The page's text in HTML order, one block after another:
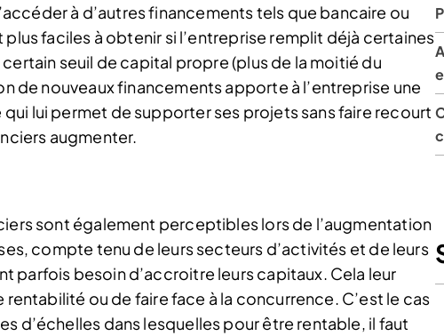
à d’autres financements tels que bancaire ou
faciles à obtenir si l’entreprise remplit déjà certaines
seuil de capital propre (plus de la moitié du
de nouveaux financements apporte à l’entreprise une
lui permet de supporter ses projets sans faire recourt
augmenter.
sont également perceptibles lors de l’augmentation
compte tenu de leurs secteurs d’activités et de leurs
parfois besoin d’accroitre leurs capitaux. Cela leur
ou de faire face à la concurrence. C’est le cas
d’échelles dans lesquelles pour être rentable, il faut